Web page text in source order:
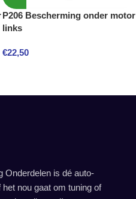
P206 Bescherming onder motor
links
€22,50
Onderdelen is dé auto-
nou gaat om tuning of